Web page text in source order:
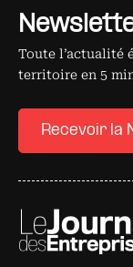
Toute l’actualité
territoire en 5
Recevoir la